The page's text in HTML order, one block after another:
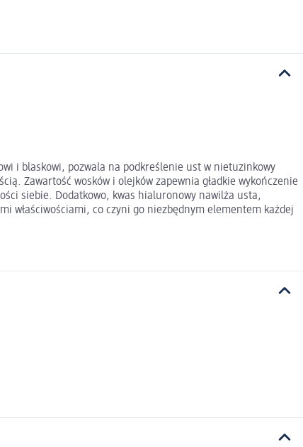
i blaskowi, pozwala na podkreślenie ust w nietuzinkowy
Zawartość wosków i olejków zapewnia gładkie wykończenie
siebie. Dodatkowo, kwas hialuronowy nawilża usta,
właściwościami, co czyni go niezbędnym elementem każdej